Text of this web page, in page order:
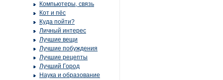
Компьютеры, связь
Кот и пёс
Куда пойти?
Личный интерес
Лучшие вещи
Лучшие побуждения
Лучшие рецепты
Лучший Город
Наука и образование